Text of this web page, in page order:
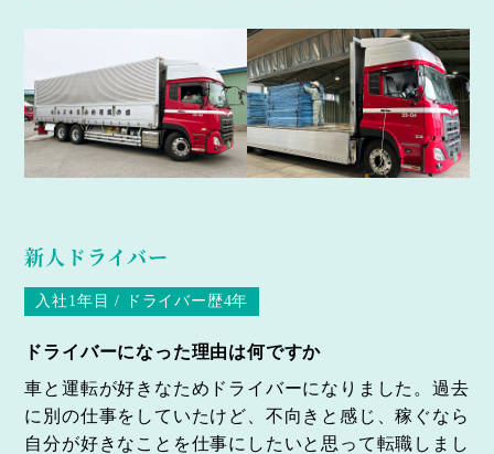
新人ドライバー
入社1年目 / ドライバー歴4年
ドライバーになった理由は何ですか
車と運転が好きなためドライバーになりました。過去
に別の仕事をしていたけど、不向きと感じ、稼ぐなら
自分が好きなことを仕事にしたいと思って転職しまし